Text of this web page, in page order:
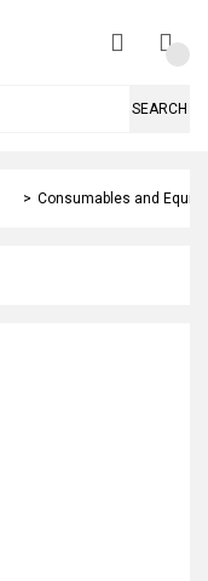
SEARCH
Consumables and